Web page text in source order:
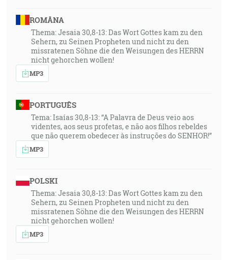
ROMÂNA
Thema: Jesaia 30,8-13: Das Wort Gottes kam zu den
Sehern, zu Seinen Propheten und nicht zu den
missratenen Söhne die den Weisungen des HERRN
nicht gehorchen wollen!
MP3
PORTUGUÊS
Tema: Isaías 30,8-13: “A Palavra de Deus veio aos
videntes, aos seus profetas, e não aos filhos rebeldes
que não querem obedecer às instruções do SENHOR!”
MP3
POLSKI
Thema: Jesaia 30,8-13: Das Wort Gottes kam zu den
Sehern, zu Seinen Propheten und nicht zu den
missratenen Söhne die den Weisungen des HERRN
nicht gehorchen wollen!
MP3